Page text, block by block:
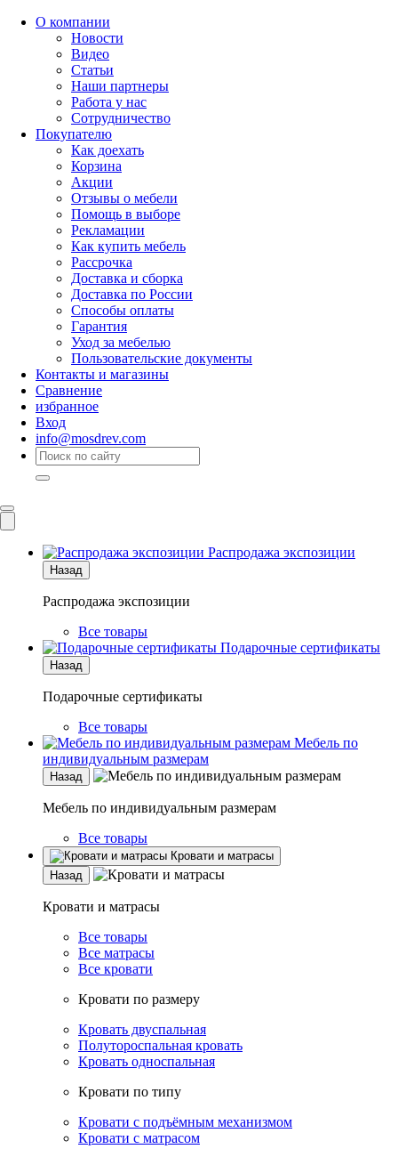
О компании
Новости
Видео
Статьи
Наши партнеры
Работа у нас
Сотрудничество
Покупателю
Как доехать
Корзина
Акции
Отзывы о мебели
Помощь в выборе
Рекламации
Как купить мебель
Рассрочка
Доставка и сборка
Доставка по России
Способы оплаты
Гарантия
Уход за мебелью
Пользовательские документы
Контакты и магазины
Сравнение
избранное
Вход
info@mosdrev.com
Распродажа экспозиции
Назад
Распродажа экспозиции
Все товары
Подарочные сертификаты
Назад
Подарочные сертификаты
Все товары
Мебель по
индивидуальным размерам
Назад
Мебель по индивидуальным размерам
Все товары
Кровати и матрасы
Назад
Кровати и матрасы
Все товары
Все матрасы
Все кровати
Кровати по размеру
Кровать двуспальная
Полутороспальная кровать
Кровать односпальная
Кровати по типу
Кровати с подъёмным механизмом
Кровати с матрасом